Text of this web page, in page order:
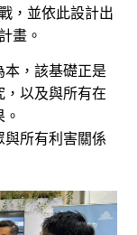
，並依此設計出
畫。
，該基礎正是
以及與所有在
與所有利害關係